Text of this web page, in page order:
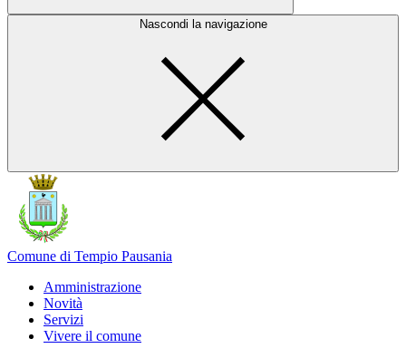
Nascondi la navigazione
Comune di Tempio Pausania
Amministrazione
Novità
Servizi
Vivere il comune